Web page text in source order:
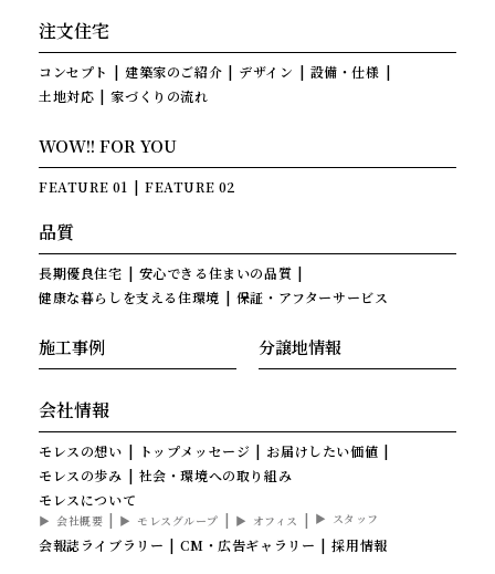
注文住宅
コンセプト 建築家のご紹介 デザイン
設備・仕様
土地対応
家づくりの流れ
WOW!! FOR YOU
FEATURE 01 FEATURE 02
品質
長期優良住宅
安心できる住まいの品質
健康な暮らしを支える住環境
保証・アフターサービス
施工事例 分譲地情報
会社情報
モレスの想い トップメッセージ
お届けしたい価値
モレスの歩み
社会・環境への取り組み
モレスについて
会社概要 モレスグループ オフィス スタッフ
会報誌ライブラリー CM・広告ギャラリー 採用情報